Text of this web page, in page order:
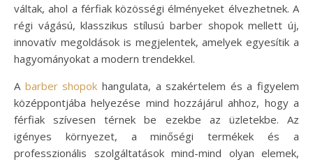
váltak, ahol a férfiak közösségi élményeket élvezhetnek. A
régi vágású, klasszikus stílusú barber shopok mellett új,
innovatív megoldások is megjelentek, amelyek egyesítik a
hagyományokat a modern trendekkel.
A barber shopok hangulata, a szakértelem és a figyelem
középpontjába helyezése mind hozzájárul ahhoz, hogy a
férfiak szívesen térnek be ezekbe az üzletekbe. Az
igényes környezet, a minőségi termékek és a
professzionális szolgáltatások mind-mind olyan elemek,